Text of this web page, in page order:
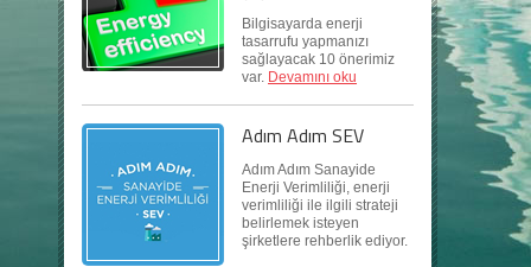
Bilgisayarda enerji
tasarrufu yapmanızı
sağlayacak 10 önerimiz
var. Devamını oku
Adım Adım SEV
Adım Adım Sanayide
Enerji Verimliliği, enerji
verimliliği ile ilgili strateji
belirlemek isteyen
şirketlere rehberlik ediyor.